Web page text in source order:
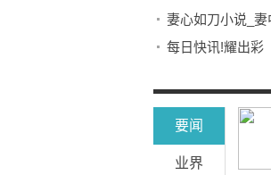
妻心如刀小说_
每日快讯!耀出彩
要闻
业界